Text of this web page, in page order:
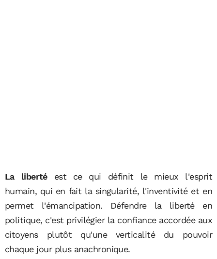
La libertéest ce qui définit le mieux l'esprit
humain, qui en fait la singularité, l'inventivité et en
permet l'émancipation. Défendre la liberté en
politique, c'est privilégier la confiance accordée aux
citoyens plutôt qu'une verticalité du pouvoir
chaque jour plus anachronique.